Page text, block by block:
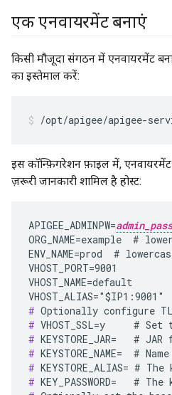
एक एनवायरमेंट बनाएं
किसी मौजूदा संगठन में एनवायरमेंट
का इस्तेमाल करें:
/opt/apigee/apigee-
इस कॉन्फ़िगरेशन फ़ाइल में,
ज़रूरी जानकारी शामिल है होस्ट:
APIGEE_ADMINPW=
ORG_NAME=example  #
ENV_NAME=prod  #
VHOST_PORT=9001
VHOST_NAME=default
#
#
#
#
#
#